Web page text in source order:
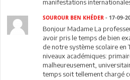
manifestations
SOUROUR BEN KHÉDER - 17-09-
Bonjour Madame La
avoir pris le temps de bien
de notre système scolaire en
niveaux académiques:
malheureusement,
temps soit tellement chargé